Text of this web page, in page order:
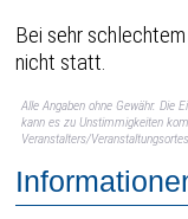
Bei sehr
nicht statt.
Alle Angaben ohne Gewähr. Die
kann es zu Unstimmigkeiten
Veranstalters/